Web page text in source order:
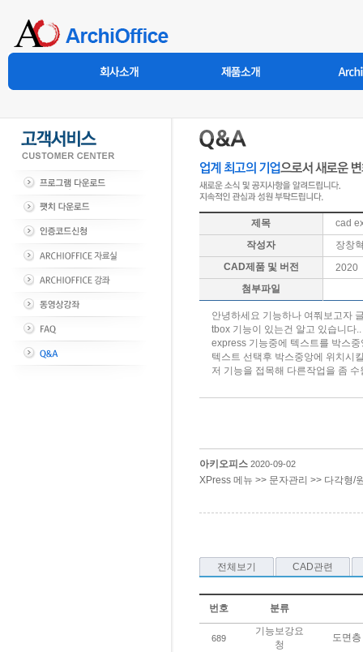
제목
cad
작성자
장창
CAD제품 및 버전
2020
첨부파일
안녕하세요 기능하나 여쭤보고자
tbox 기능이 있는건 알고 있습니다..
express 기능중에 텍스트를 박스
텍스트 선택후 박스중앙에 위치시
저 기능을 접목해 다른작업을 좀
아키오피스 2020-09-02
XPress 메뉴 >> 문자관리 >> 다각형/
전체보기 CAD관련
번호 분류
689
기능보강요
청
도면